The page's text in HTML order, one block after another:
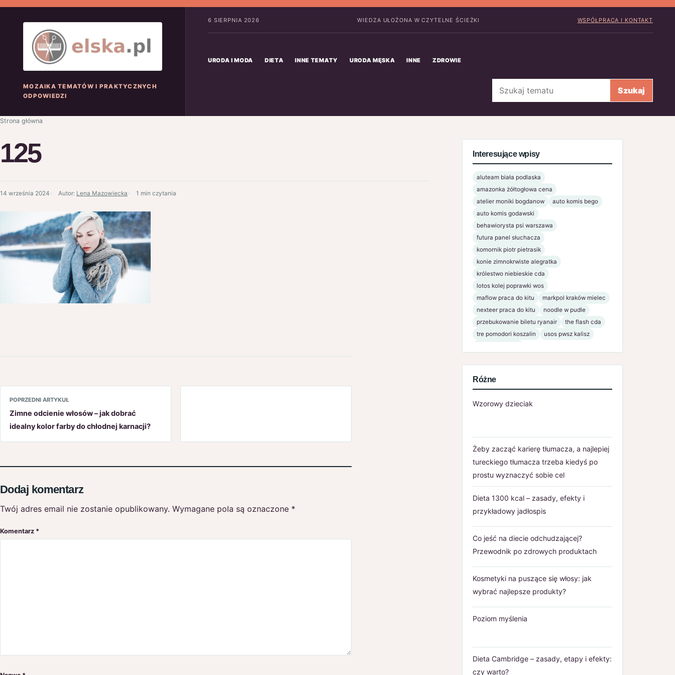
MOZAIKA TEMATÓW I PRAKTYCZNYCH
ODPOWIEDZI
6 SIERPNIA 2026 WIEDZA UŁOŻONA W CZYTELNE ŚCIEŻKI WSPÓŁPRACA I KONTAKT
URODA I MODA DIETA INNE TEMATY URODA MĘSKA INNE ZDROWIE
Szukaj Szukaj
Strona główna
125
14 września 2024 Autor: Lena Mazowiecka 1 min czytania
POPRZEDNI ARTYKUŁ
Zimne odcienie włosów – jak dobrać
idealny kolor farby do chłodnej karnacji?
Dodaj komentarz
Twój adres email nie zostanie opublikowany. Wymagane pola są oznaczone *
Komentarz *
Interesujące wpisy
aluteam biała podlaska
amazonka żółtogłowa cena
atelier moniki bogdanow
auto komis bego
auto komis godawski
behawiorysta psi warszawa
futura panel słuchacza
komornik piotr pietrasik
konie zimnokrwiste alegratka
królestwo niebieskie cda
lotos kolej poprawki wos
maflow praca do kitu
markpol kraków mielec
nexteer praca do kitu
noodle w pudle
przebukowanie biletu ryanair
the flash cda
tre pomodori koszalin
usos pwsz kalisz
Różne
Wzorowy dzieciak
Żeby zacząć karierę tłumacza, a najlepiej
tureckiego tłumacza trzeba kiedyś po
prostu wyznaczyć sobie cel
Dieta 1300 kcal – zasady, efekty i
przykładowy jadłospis
Co jeść na diecie odchudzającej?
Przewodnik po zdrowych produktach
Kosmetyki na puszące się włosy: jak
wybrać najlepsze produkty?
Poziom myślenia
Dieta Cambridge – zasady, etapy i efekty:
czy warto?